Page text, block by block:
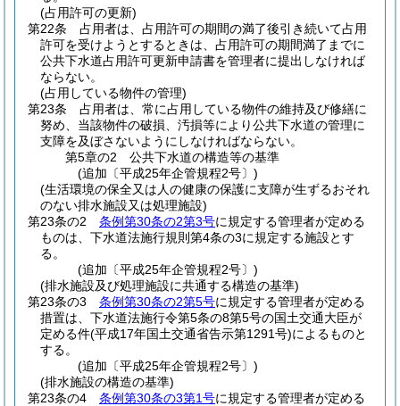
(占用許可の更新)
第22条
占用者は、占用許可の期間の満了後引き続いて占用
許可を受けようとするときは、占用許可の期間満了までに
公共下水道占用許可更新申請書を管理者に提出しなければ
ならない。
(占用している物件の管理)
第23条
占用者は、常に占用している物件の維持及び修繕に
努め、当該物件の破損、汚損等により公共下水道の管理に
支障を及ぼさないようにしなければならない。
第5章の2
公共下水道の構造等の基準
(追加〔平成25年企管規程2号〕)
(生活環境の保全又は人の健康の保護に支障が生ずるおそれ
のない排水施設又は処理施設)
第23条の2
条例第30条の2第3号に規定する管理者が定める
ものは、下水道法施行規則第4条の3に規定する施設とす
る。
(追加〔平成25年企管規程2号〕)
(排水施設及び処理施設に共通する構造の基準)
第23条の3
条例第30条の2第5号に規定する管理者が定める
措置は、下水道法施行令第5条の8第5号の国土交通大臣が
定める件(平成17年国土交通省告示第1291号)によるものと
する。
(追加〔平成25年企管規程2号〕)
(排水施設の構造の基準)
第23条の4
条例第30条の3第1号に規定する管理者が定める